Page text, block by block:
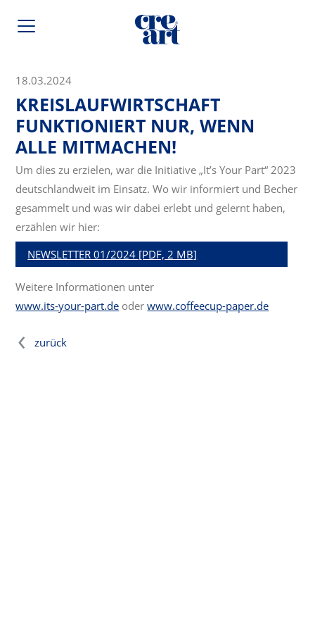
18.03.2024
KREISLAUFWIRTSCHAFT
FUNKTIONIERT NUR, WENN
ALLE MITMACHEN!
Um dies zu erzielen, war die Initiative „It’s Your Part“ 2023
deutschlandweit im Einsatz. Wo wir informiert und Becher
gesammelt und was wir dabei erlebt und gelernt haben,
erzählen wir hier:
NEWSLETTER 01/2024 [PDF, 2 MB]
Weitere Informationen unter
www.its-your-part.de oderwww.coffeecup-paper.de
zurück